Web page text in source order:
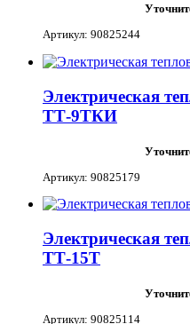
Артикул: 90825244
Электрическая
ТТ-9ТКИ
Артикул: 90825179
Электрическая
ТТ-15Т
Артикул: 90825114